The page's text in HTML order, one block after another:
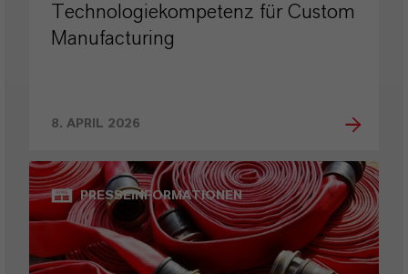
Technologiekompetenz für Custom
Manufacturing
8. APRIL 2026
PRESSEINFORMATIONEN